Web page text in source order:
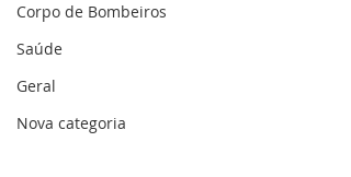
Corpo de Bombeiros
Saúde
Geral
Nova categoria